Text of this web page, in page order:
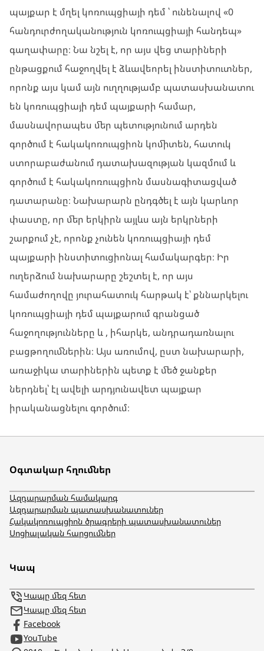
պայքար է մղել կոռուպցիայի դեմ ՝ ունենալով «0
հանդուրժողականություն կոռուպցիայի հանդեպ»
գաղափարը։ Նա նշել է, որ այս վեց տարիների
ընթացքում հաջողվել է ձևավեորել ինստիտուտներ,
որոնք այս կամ այն ուղղությամբ պատասխանատու
են կոռուպցիայի դեմ պայքարի համար,
մասնավորապես մեր պետությունում արդեն
գործում է հակակոռուպցիոն կոմիտեն, հատուկ
ստորաբաժանում դատախազության կազմում և
գործում է հակակոռուպցիոն մասնագիտացված
դատարանը։ Նախարարն ընդգծել է այն կարևոր
փաստը, որ մեր երկիրն այլևս այն երկրների
շարքում չէ, որոնք չունեն կոռուպցիայի դեմ
պայքարի ինստիտուցիոնալ համակարգեր։ Իր
ուղերձում նախարարը շեշտել է, որ այս
համաժողովը յուրահատուկ հարթակ է՝ քննարկելու
կոռուպցիայի դեմ պայքարում գրանցած
հաջողությունները և , իհարկե, անդրադառնալու
բացթողումներին։ Այս առումով, ըստ նախարարի,
առաջիկա տարիներին պետք է մեծ ջանքեր
ներդնել՝ էլ ավելի արդյունավետ պայքար
իրականացնելու գործում։
Օգտակար հղումներ
Ազդարարման համակարգ
Ազդարարման պատասխանատուներ
Հակակոռուպցիոն ծրագրերի պատասխանատուներ
Սոցիալական հարցումներ
Կապ
Կապը մեզ հետ
Կապը մեզ հետ
Facebook
YouTube